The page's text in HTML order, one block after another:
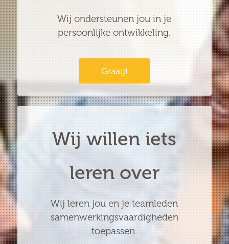
Wij ondersteunen jou in je
persoonlijke ontwikkeling.
Graag!
Wij willen iets
leren over
Wij leren jou en je teamleden
samenwerkingsvaardigheden
toepassen.